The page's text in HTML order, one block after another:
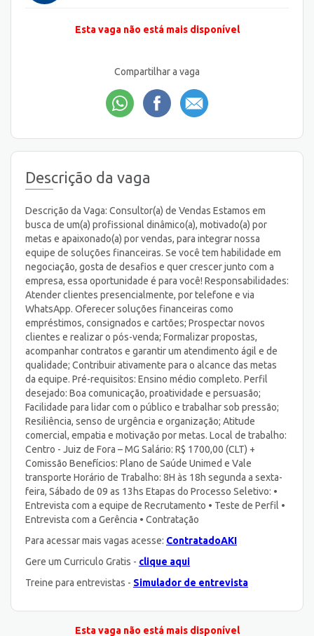
Esta vaga não está mais disponível
Compartilhar a vaga
Descrição da vaga
Descrição da Vaga: Consultor(a) de Vendas Estamos em
busca de um(a) profissional dinâmico(a), motivado(a) por
metas e apaixonado(a) por vendas, para integrar nossa
equipe de soluções financeiras. Se você tem habilidade em
negociação, gosta de desafios e quer crescer junto com a
empresa, essa oportunidade é para você! Responsabilidades:
Atender clientes presencialmente, por telefone e via
WhatsApp. Oferecer soluções financeiras como
empréstimos, consignados e cartões; Prospectar novos
clientes e realizar o pós-venda; Formalizar propostas,
acompanhar contratos e garantir um atendimento ágil e de
qualidade; Contribuir ativamente para o alcance das metas
da equipe. Pré-requisitos: Ensino médio completo. Perfil
desejado: Boa comunicação, proatividade e persuasão;
Facilidade para lidar com o público e trabalhar sob pressão;
Resiliência, senso de urgência e organização; Atitude
comercial, empatia e motivação por metas. Local de trabalho:
Centro - Juiz de Fora – MG Salário: R$ 1700,00 (CLT) +
Comissão Benefícios: Plano de Saúde Unimed e Vale
transporte Horário de Trabalho: 8H às 18h segunda a sexta-
feira, Sábado de 09 as 13hs Etapas do Processo Seletivo: •
Entrevista com a equipe de Recrutamento • Teste de Perfil •
Entrevista com a Gerência • Contratação
Para acessar mais vagas acesse: ContratadoAKI
Gere um Curriculo Gratis - clique aqui
Treine para entrevistas - Simulador de entrevista
Esta vaga não está mais disponível